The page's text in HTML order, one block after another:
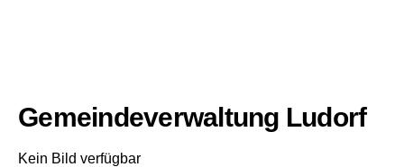
Gemeindeverwaltung Ludorf
Kein Bild verfügbar